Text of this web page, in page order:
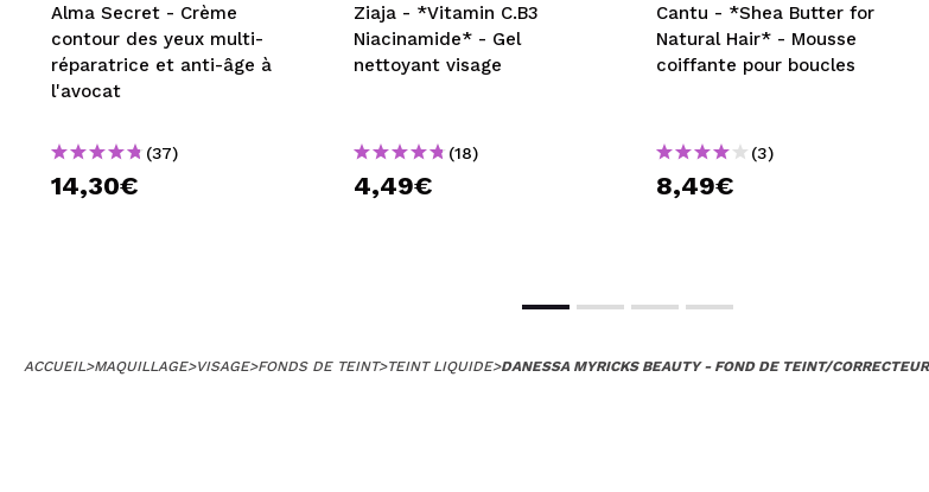
Alma Secret - Crème
contour des yeux multi-
réparatrice et anti-âge à
l'avocat
(37)
14,30€
Ziaja - *Vitamin C.B3
Niacinamide* - Gel
nettoyant visage
(18)
4,49€
Cantu - *Shea Butter for
Natural Hair* - Mousse
coiffante pour boucles
(3)
8,49€
ACCUEIL>MAQUILLAGE>VISAGE>FONDS DE TEINT>TEINT LIQUIDE>DANESSA MYRICKS BEAUTY - FOND DE TEINT/